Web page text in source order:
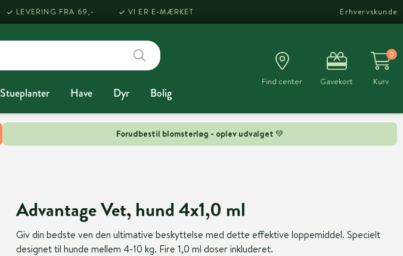
Forudbestil blomsterløg - oplev udvalget 💚
LEVERING FRA 69,- VI ER E-MÆRKET Erhvervskunde
Stueplanter Have Dyr Bolig
Find center Gavekort
0
Kurv
Advantage Vet, hund 4x1,0 ml
Giv din bedste ven den ultimative beskyttelse med dette effektive loppemiddel. Specielt
designet til hunde mellem 4-10 kg. Fire 1,0 ml doser inkluderet.